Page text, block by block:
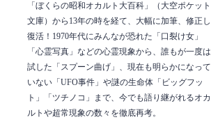
「ぼくらの昭和オカルト大百科」（大空ポケット
文庫）から13年の時を経て、大幅に加筆、修正し
復活！1970年代にみんなが恐れた「口裂け女」
「心霊写真」などの心霊現象から、誰もが一度は
試した「スプーン曲げ」、現在も明らかになって
いない「UFO事件」や謎の生命体「ビッグフッ
ト」「ツチノコ」まで、今でも語り継がれるオカ
ルトや超常現象の数々を徹底再考。